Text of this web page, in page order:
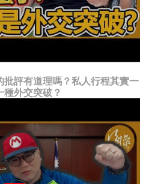
評有道理嗎？私人行程其實一
種外交突破？